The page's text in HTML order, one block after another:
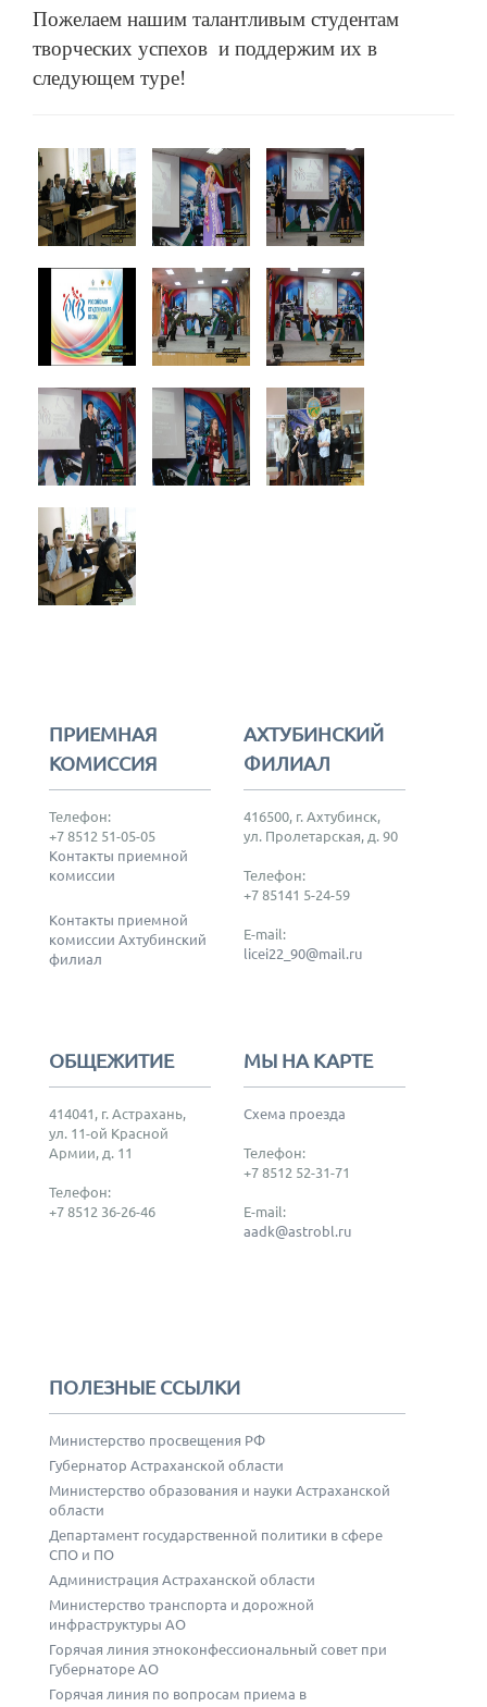
Пожелаем нашим талантливым студентам
творческих успехов и поддержим их в
следующем туре!
ПРИЕМНАЯ
КОМИССИЯ
Телефон:
+7 8512 51-05-05
Контакты приемной
комиссии
Контакты приемной
комиссии Ахтубинский
филиал
АХТУБИНСКИЙ
ФИЛИАЛ
416500, г. Ахтубинск,
ул. Пролетарская, д. 90
Телефон:
+7 85141 5-24-59
E-mail:
licei22_90@mail.ru
ОБЩЕЖИТИЕ
414041, г. Астрахань,
ул. 11-ой Красной
Армии, д. 11
Телефон:
+7 8512 36-26-46
МЫ НА КАРТЕ
Схема проезда
Телефон:
+7 8512 52-31-71
E-mail:
aadk@astrobl.ru
ПОЛЕЗНЫЕ ССЫЛКИ
Министерство просвещения РФ
Губернатор Астраханской области
Министерство образования и науки Астраханской
области
Департамент государственной политики в сфере
СПО и ПО
Администрация Астраханской области
Министерство транспорта и дорожной
инфраструктуры АО
Горячая линия этноконфессиональный совет при
Губернаторе АО
Горячая линия по вопросам приема в